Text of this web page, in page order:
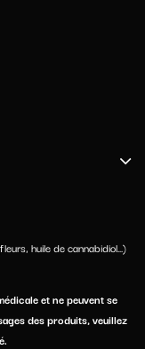
huile de cannabidiol...)
et ne peuvent se
des produits, veuillez